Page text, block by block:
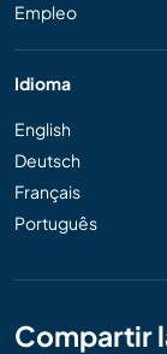
Empleo
Idioma
English
Deutsch
Français
Português
Compartir